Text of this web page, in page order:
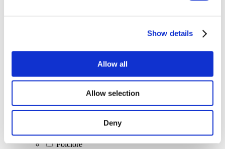
Show details
Allow all
Allow selection
Deny
Concertos
Música clássica
Música pop
Musica rock
música israelense
Folclore